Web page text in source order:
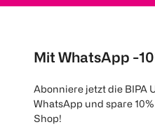
Mit WhatsApp -
Abonniere jetzt die BIPA
WhatsApp und spare
Shop!